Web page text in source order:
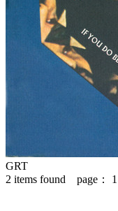
GRT
2 items found page： 1